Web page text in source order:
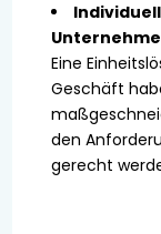
Eine
Geschäft
den
gerecht